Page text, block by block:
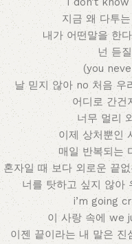
지금 왜 다투
내가 어떤말을 한
넌 듣
(you
날 믿지 않아 no 처음 우
어디로 간건
너무 멀리
이제 상처뿐인
매일 반복되는
혼자일 때 보다 외로운 끝
너를 탓하고 싶지 않아
i’m going
이 사랑 속에 we
이젠 끝이라는 내 말은 진